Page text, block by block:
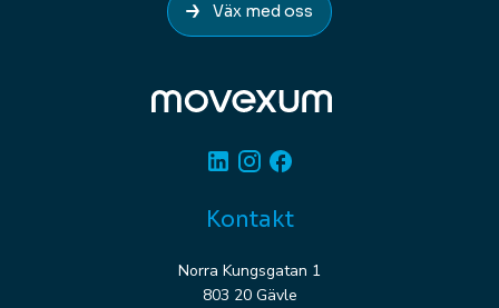
Väx med oss
LinkedinInstagram
Kontakt
Norra Kungsgatan 1
803 20 Gävle